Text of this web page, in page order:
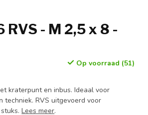
- M 2,5 x 8 -
Op voorraad (51)
kraterpunt en inbus. Ideaal voor
techniek. RVS uitgevoerd voor
stuks.Lees meer.